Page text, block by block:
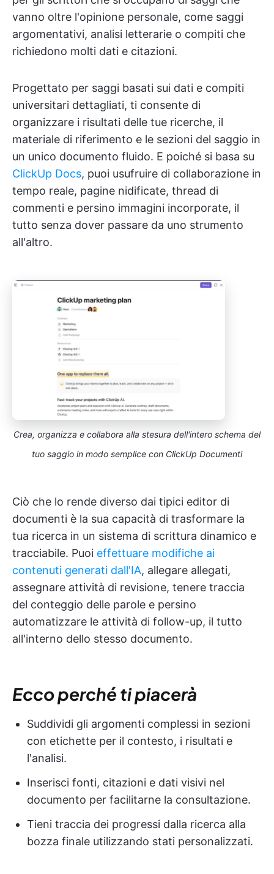
vanno oltre l'opinione personale, come saggi
argomentativi, analisi letterarie o compiti che
richiedono molti dati e citazioni.
Progettato per saggi basati sui dati e compiti
universitari dettagliati, ti consente di
organizzare i risultati delle tue ricerche, il
materiale di riferimento e le sezioni del saggio in
un unico documento fluido. E poiché si basa su
ClickUp Docs, puoi usufruire di collaborazione in
tempo reale, pagine nidificate, thread di
commenti e persino immagini incorporate, il
tutto senza dover passare da uno strumento
all'altro.
Crea, organizza e collabora alla stesura dell'intero schema del
tuo saggio in modo semplice con ClickUp Documenti
Ciò che lo rende diverso dai tipici editor di
documenti è la sua capacità di trasformare la
tua ricerca in un sistema di scrittura dinamico e
tracciabile. Puoi effettuare modifiche ai
contenuti generati dall'IA, allegare allegati,
assegnare attività di revisione, tenere traccia
del conteggio delle parole e persino
automatizzare le attività di follow-up, il tutto
all'interno dello stesso documento.
Ecco perché ti piacerà
Suddividi gli argomenti complessi in sezioni
con etichette per il contesto, i risultati e
l'analisi.
Inserisci fonti, citazioni e dati visivi nel
documento per facilitarne la consultazione.
Tieni traccia dei progressi dalla ricerca alla
bozza finale utilizzando stati personalizzati.